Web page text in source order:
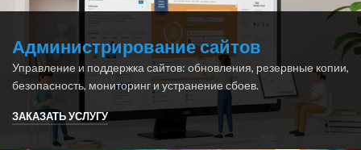
Администрирование сайтов
Управление и поддержка сайтов: обновления, резервные копии,
безопасность, мониторинг и устранение сбоев.
ЗАКАЗАТЬ УСЛУГУ